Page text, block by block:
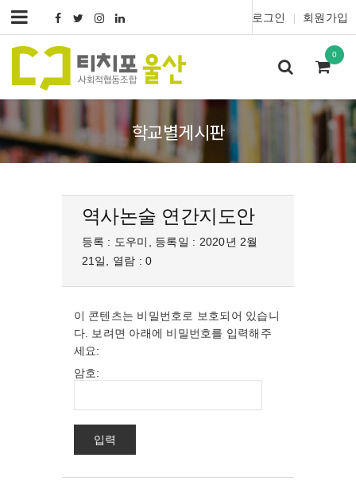
로그인 회원가입
0
학교별게시판
역사논술 연간지도안
등록 : 도우미, 등록일 : 2020년 2월
21일, 열람 : 0
이 콘텐츠는 비밀번호로 보호되어 있습니
다. 보려면 아래에 비밀번호를 입력해주
세요:
암호: